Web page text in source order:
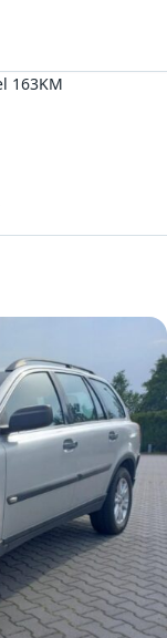
163KM